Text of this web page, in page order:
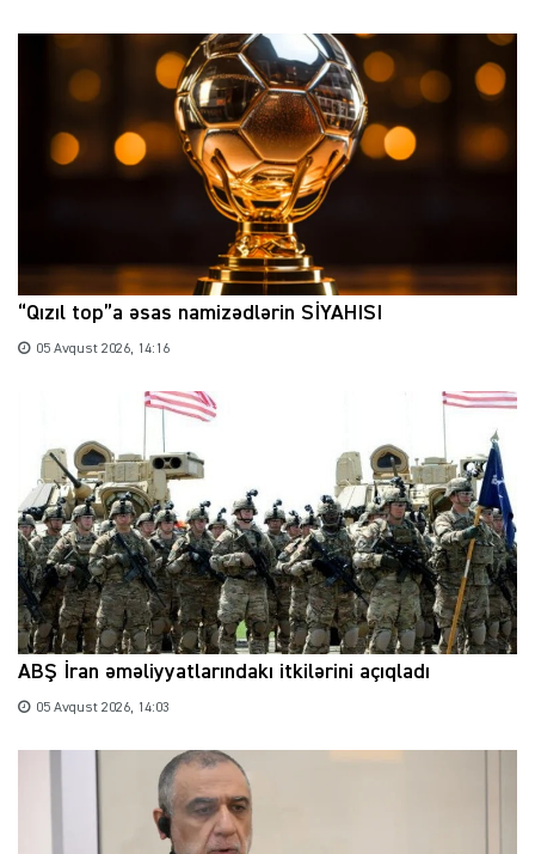
“Qızıl top”a əsas namizədlərin SİYAHISI
05 Avqust 2026, 14:16
ABŞ İran əməliyyatlarındakı itkilərini açıqladı
05 Avqust 2026, 14:03